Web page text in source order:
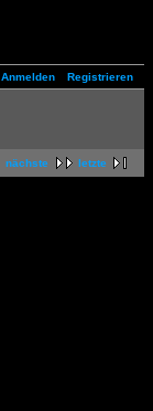
Anmelden Registrieren
nächste letzte